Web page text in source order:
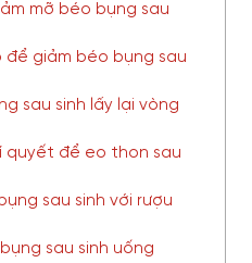
mỡ béo bụng sau
để giảm béo bụng sau
sau sinh lấy lại vòng
quyết để eo thon sau
sau sinh với rượu
sau sinh uống